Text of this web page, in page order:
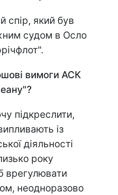
спір, який був
судом в Осло
вимоги АСК
підкреслити,
із
діяльності
року
врегулювати
неодноразово